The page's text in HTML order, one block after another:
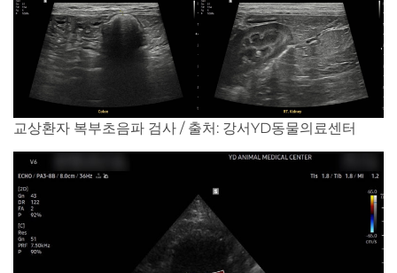
교상환자 복부초음파 검사 / 출처: 강서YD동물의료센터